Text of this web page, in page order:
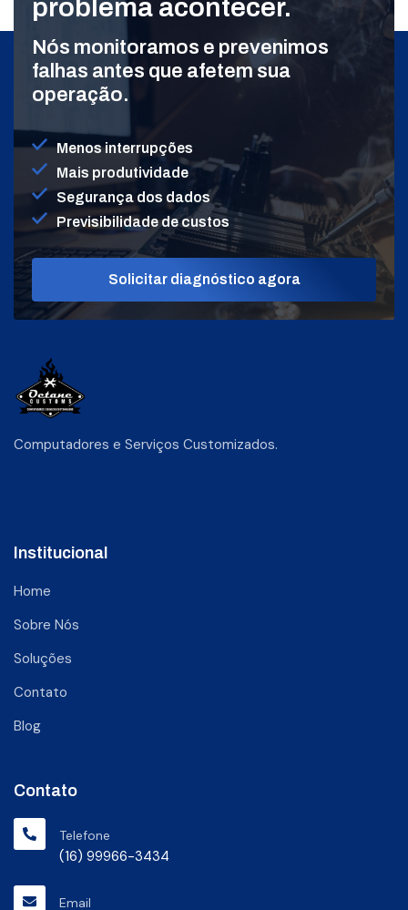
problema acontecer.
Nós monitoramos e prevenimos
falhas antes que afetem sua
operação.
Menos interrupções
Mais produtividade
Segurança dos dados
Previsibilidade de custos
Solicitar diagnóstico agora
Computadores e Serviços Customizados.
Institucional
Home
Sobre Nós
Soluções
Contato
Blog
Contato
Telefone
(16) 99966-3434
Email